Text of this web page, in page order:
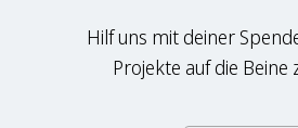
Hilf uns mit deiner
Projekte auf die Beine